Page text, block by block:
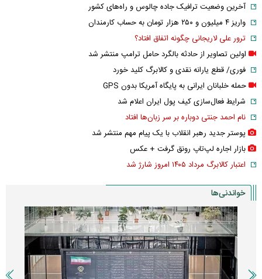
آخرین وضعیت ترافیک جاده چالوس و راه‌های کشور
واریز ۴ میلیون و ۲۵۰ هزار تومان به حساب کارمندان
ترور علی لاریجانی چگونه اتفاق افتاد؟
اولین تصاویر از حادثه بالگرد حامل ترامپ منتشر شد
فوری/ قطع یارانه نقدی و کالابرگ کلید خورد
حمله خلبانان ایرانی به پایگاه آمریکا بدون GPS
شرایط فعال‌سازی کیف پول ایران اعلام شد
نام احمد جنتی دوباره بر سر زبان‌ها افتاد
پوستر جدید رهبر انقلاب با یک پیام مهم منتشر شد
بازار اجاره لپ‌تاپ رونق گرفت + عکس
اعتبار کالابرگ مرداد ۱۴۰۵ امروز شارژ شد
خواندنی‌ها